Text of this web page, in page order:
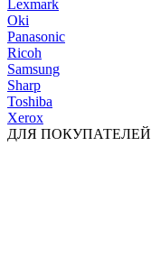
Lexmark
Oki
Panasonic
Ricoh
Samsung
Sharp
Toshiba
Xerox
ДЛЯ ПОКУПАТЕЛЕЙ